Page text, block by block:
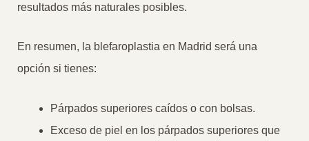
resultados más naturales posibles.
En resumen, la blefaroplastia en Madrid será una
opción si tienes:
Párpados superiores caídos o con bolsas.
Exceso de piel en los párpados superiores que